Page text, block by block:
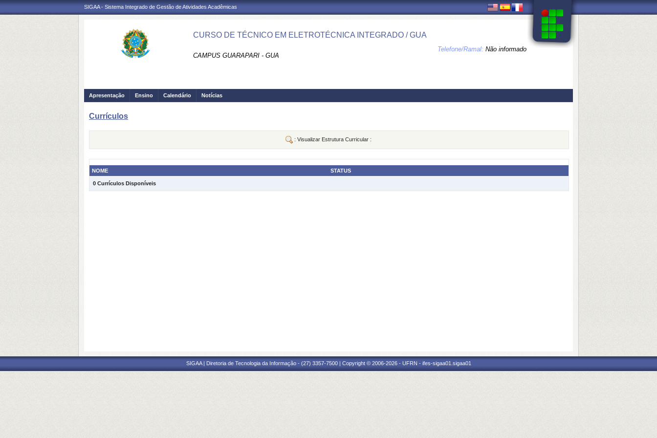
SIGAA - Sistema Integrado de Gestão de Atividades Acadêmicas
CURSO DE TÉCNICO EM ELETROTÉCNICA INTEGRADO / GUA
CAMPUS GUARAPARI - GUA
Telefone/Ramal: Não informado
Apresentação Ensino Calendário Notícias
Currículos
: Visualizar Estrutura Curricular :
NOME STATUS
0 Currículos Disponíveis
SIGAA | Diretoria de Tecnologia da Informação - (27) 3357-7500 | Copyright © 2006-2026 - UFRN - ifes-sigaa01.sigaa01